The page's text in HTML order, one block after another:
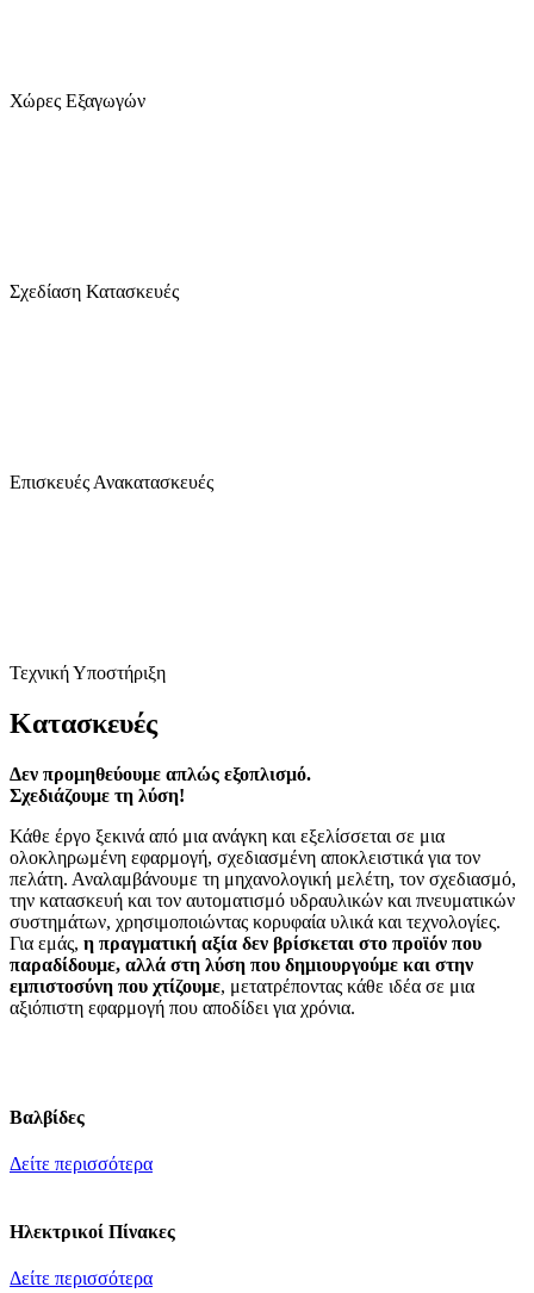
Χώρες Εξαγωγών
Σχεδίαση Κατασκευές
Επισκευές Ανακατασκευές
Τεχνική Υποστήριξη
Κατασκευές
Δεν προμηθεύουμε απλώς εξοπλισμό.
Σχεδιάζουμε τη λύση!
Κάθε έργο ξεκινά από μια ανάγκη και εξελίσσεται σε μια
ολοκληρωμένη εφαρμογή, σχεδιασμένη αποκλειστικά για τον
πελάτη. Αναλαμβάνουμε τη μηχανολογική μελέτη, τον σχεδιασμό,
την κατασκευή και τον αυτοματισμό υδραυλικών και πνευματικών
συστημάτων, χρησιμοποιώντας κορυφαία υλικά και τεχνολογίες.
Για εμάς, η πραγματική αξία δεν βρίσκεται στο προϊόν που
παραδίδουμε, αλλά στη λύση που δημιουργούμε και στην
εμπιστοσύνη που χτίζουμε, μετατρέποντας κάθε ιδέα σε μια
αξιόπιστη εφαρμογή που αποδίδει για χρόνια.
Βαλβίδες
Δείτε περισσότερα
Ηλεκτρικοί Πίνακες
Δείτε περισσότερα